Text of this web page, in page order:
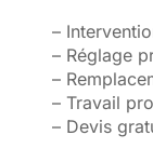
–
– Réglage
–
– Travail
– Devis